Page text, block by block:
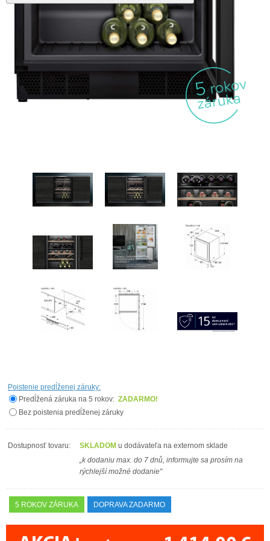
Poistenie predĺženej záruky:
Predĺžená záruka na 5 rokov: ZADARMO!
Bez poistenia predĺženej záruky
Dostupnosť tovaru: SKLADOM u dodávateľa na externom sklade
„k dodaniu max. do 7 dnů, informujte sa prosím na
rýchlejší možné dodanie"
5 ROKOV ZÁRUKA DOPRAVA ZADARMO